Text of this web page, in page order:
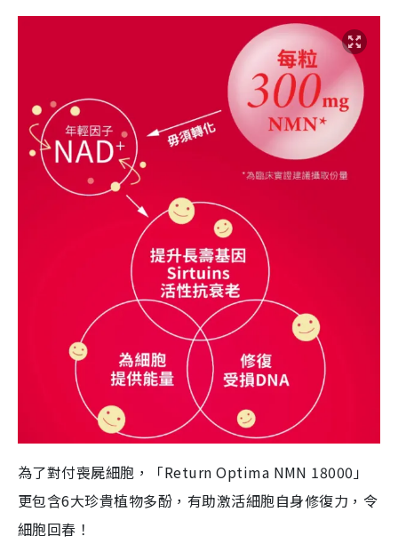
為了對付喪屍細胞，「Return Optima NMN 18000」
更包含6大珍貴植物多酚，有助激活細胞自身修復力，令
細胞回春！